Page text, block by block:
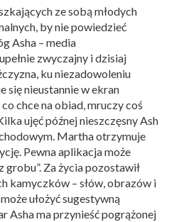
ze sobą młodych
by nie powiedzieć
Asha – media
zwyczajny i dzisiaj
ku niezadowoleniu
się nieustannie w ekran
chce na obiad, mruczy coś
ujęć późnej nieszczęsny Ash
Martha otrzymuje
Pewna aplikacja może
grobu”. Za życia pozostawił
kamyczków – słów, obrazów i
ułożyć sugestywną
Asha ma przynieść pogrążonej